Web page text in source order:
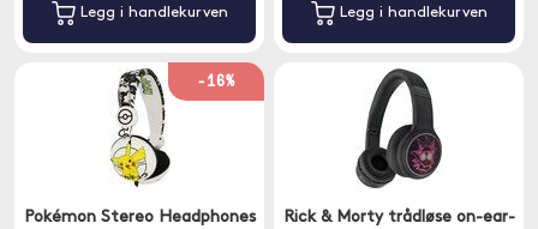
Legg i handlekurven Legg i handlekurven
-16%
Pokémon Stereo Headphones
Rick & Morty trådløse on-ear-